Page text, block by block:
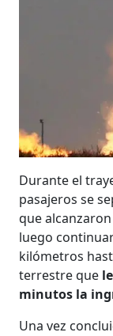
Durante el
pasajeros se
que
luego
kilómetros
terrestre que
minutos la
Una vez